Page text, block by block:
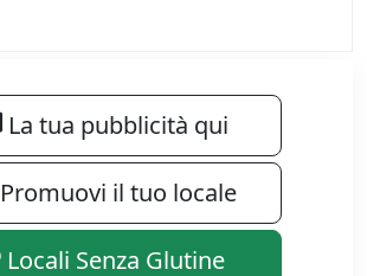
La tua pubblicità qui
Promuovi il tuo locale
Locali Senza Glutine